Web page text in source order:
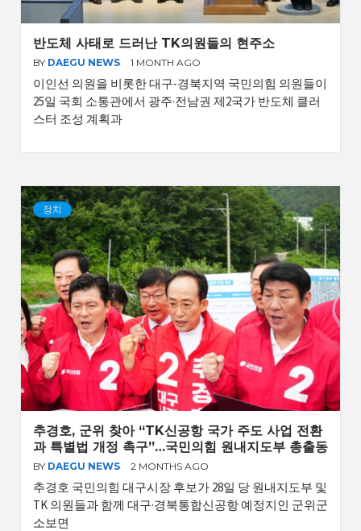
반도체 사태로 드러난 TK의원들의 현주소
BY DAEGU NEWS 1 MONTH AGO
이인선 의원을 비롯한 대구-경북지역 국민의힘 의원들이
25일 국회 소통관에서 광주·전남권 제2국가 반도체 클러
스터 조성 계획과
정치
추경호, 군위 찾아 “TK신공항 국가 주도 사업 전환
과 특별법 개정 촉구”…국민의힘 원내지도부 총출동
BY DAEGU NEWS 2 MONTHS AGO
추경호 국민의힘 대구시장 후보가 28일 당 원내지도부 및
TK 의원들과 함께 대구·경북통합신공항 예정지인 군위군
소보면